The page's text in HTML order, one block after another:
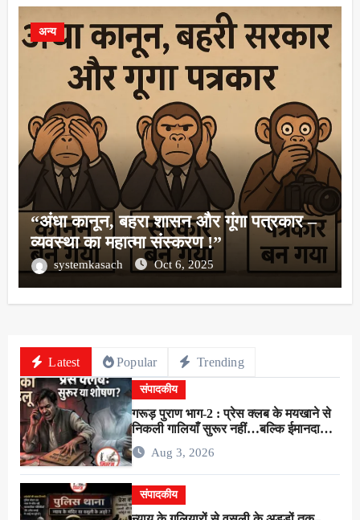
अन्य
“अंधा कानून, बहरा शासन और गूंगा पत्रकार –
व्यवस्था का महात्मा संस्करण !”
systemkasach Oct 6, 2025
Latest Popular Trending
संपादकीय
गरूड़ पुराण भाग-2 : प्रेस क्लब के मयखाने से
निकली गालियाँ सुरूर नहीं…बल्कि ईमानदारी
के शोषण की चीख थी !
Aug 3, 2026
संपादकीय